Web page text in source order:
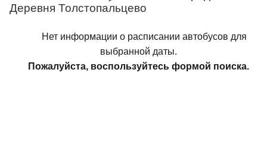
Деревня Толстопальцево
Нет информации о расписании автобусов для
выбранной даты.
Пожалуйста, воспользуйтесь формой поиска.